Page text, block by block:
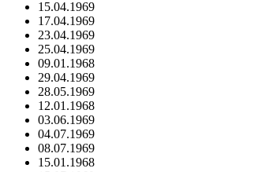
15.04.1969
17.04.1969
23.04.1969
25.04.1969
09.01.1968
29.04.1969
28.05.1969
12.01.1968
03.06.1969
04.07.1969
08.07.1969
15.01.1968